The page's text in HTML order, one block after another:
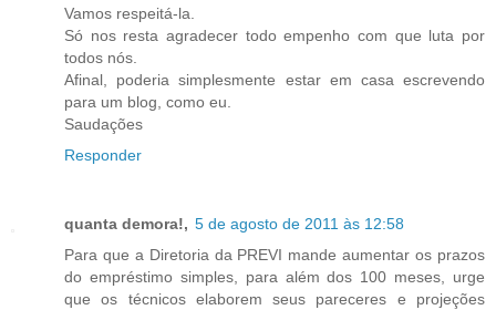
Vamos respeitá-la.
Só nos resta agradecer todo empenho com que luta por
todos nós.
Afinal, poderia simplesmente estar em casa escrevendo
para um blog, como eu.
Saudações
Responder
quanta demora!, 5 de agosto de 2011 às 12:58
Para que a Diretoria da PREVI mande aumentar os prazos
do empréstimo simples, para além dos 100 meses, urge
que os técnicos elaborem seus pareceres e projeções